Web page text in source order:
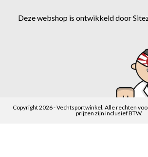
Deze webshop is ontwikkeld door
Copyright 2026 - Vechtsportwinkel. Alle rechten
prijzen zijn inclusief BTW.